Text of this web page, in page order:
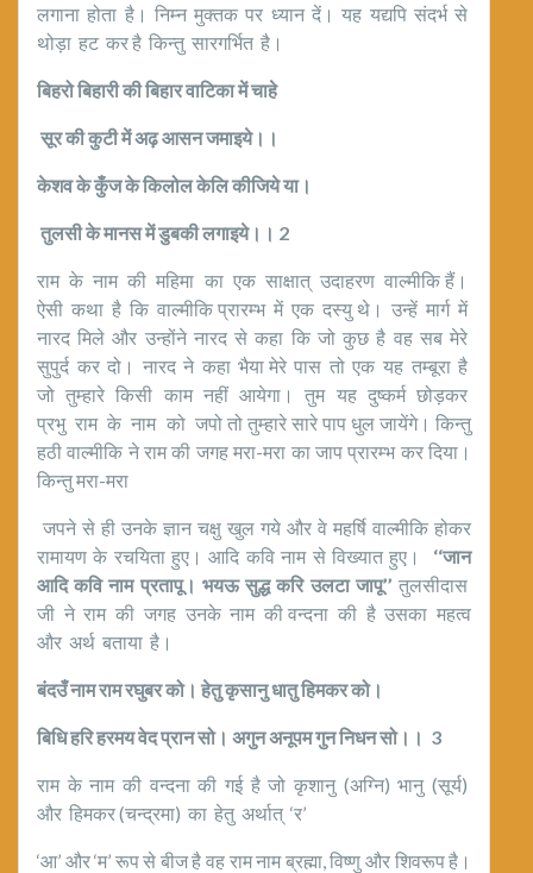
लगाना होता है। निम्न मुक्तक पर ध्यान दें। यह यद्यपि संदर्भ से
थोड़ा हट कर है किन्तु सारगर्भित है।
बिहरो बिहारी की बिहार वाटिका में चाहे
सूर की कुटी में अढ़ आसन जमाइये।।
केशव के कुँज के किलोल केलि कीजिये या।
तुलसी के मानस में डुबकी लगाइये।। 2
राम के नाम की महिमा का एक साक्षात् उदाहरण वाल्मीकि हैं।
ऐसी कथा है कि वाल्मीकि प्रारम्भ में एक दस्यु थे। उन्हें मार्ग में
नारद मिले और उन्होंने नारद से कहा कि जो कुछ है वह सब मेरे
सुपुर्द कर दो। नारद ने कहा भैया मेरे पास तो एक यह तम्बूरा है
जो तुम्हारे किसी काम नहीं आयेगा। तुम यह दुष्कर्म छोड़कर
प्रभु राम के नाम को जपो तो तुम्हारे सारे पाप धुल जायेंगे। किन्तु
हठी वाल्मीकि ने राम की जगह मरा-मरा का जाप प्रारम्भ कर दिया।
किन्तु मरा-मरा
जपने से ही उनके ज्ञान चक्षु खुल गये और वे महर्षि वाल्मीकि होकर
रामायण के रचयिता हुए। आदि कवि नाम से विख्यात हुए। ‘‘जान
आदि कवि नाम प्रतापू। भयऊ सुद्ध करि उलटा जापू’’ तुलसीदास
जी ने राम की जगह उनके नाम की वन्दना की है उसका महत्व
और अर्थ बताया है।
बंदउँ नाम राम रघुबर को। हेतु कृसानु धातु हिमकर को।
बिधि हरि हरमय वेद प्रान सो। अगुन अनूपम गुन निधन सो।। 3
राम के नाम की वन्दना की गई है जो कृशानु (अग्नि) भानु (सूर्य)
और हिमकर (चन्द्रमा) का हेतु अर्थात् ‘र’
‘आ’ और ‘म’ रूप से बीज है वह राम नाम ब्रह्मा, विष्णु और शिवरूप है।